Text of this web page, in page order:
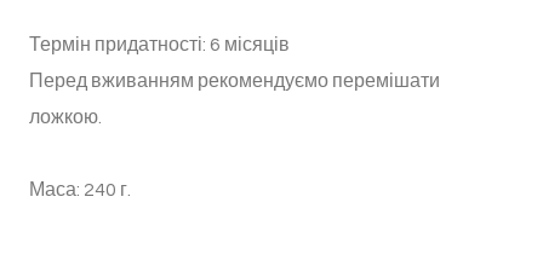
Термін придатності: 6 місяців
Перед вживанням рекомендуємо перемішати
ложкою.
Маса: 240 г.